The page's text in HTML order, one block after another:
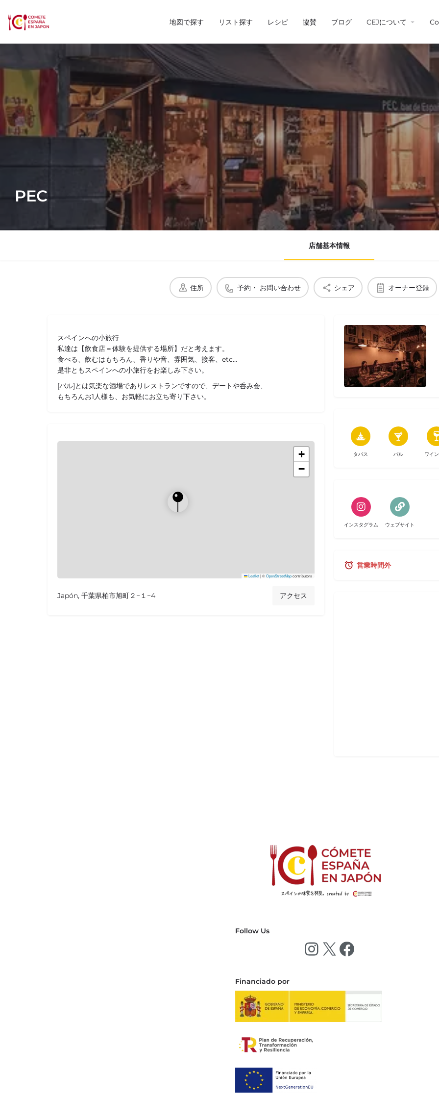
地図で探す リスト探す レシピ 協賛 ブログ CEJについて
PEC
店舗基本情報
住所 予約・ お問い合わせ シェア オーナー登録
スペインへの小旅行
私達は【飲食店＝体験を提供する場所】だと考えます。
食べる、飲むはもちろん、香りや音、雰囲気、接客、etc…
是非ともスペインへの小旅行をお楽しみ下さい。
[バル]とは気楽な酒場でありレストランですので、デートや呑み会、
もちろんお1人様も、お気軽にお立ち寄り下さい。
+
−
Leaflet|©OpenStreetMapcontributors
Japón, 千葉県柏市旭町２−１−4 アクセス
タパス バル ワイ
インスタグラム ウェブサイト
営業時間外
Follow Us
Financiado por